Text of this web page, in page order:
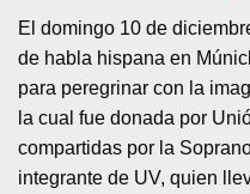
El domingo 10 de
de habla hispana en
para peregrinar con la
la cual fue donada por
compartidas por la
integrante de UV, quien